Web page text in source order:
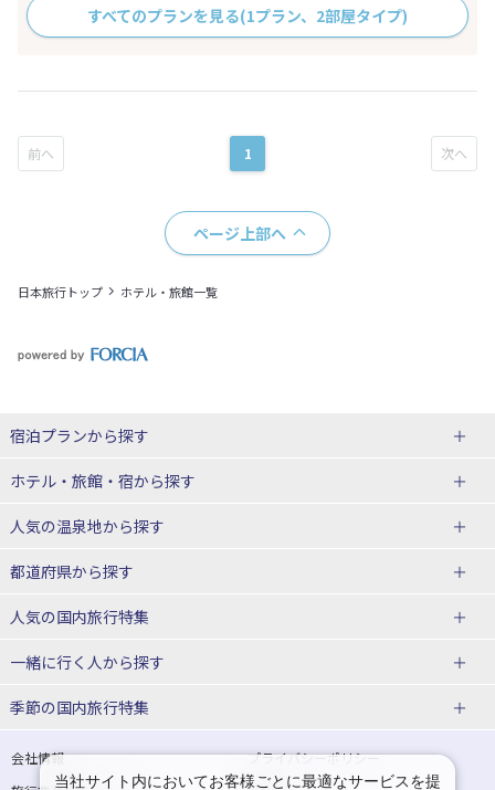
すべてのプランを見る(1プラン、2部屋タイプ)
1
ページ上部へ
日本旅行トップ ホテル・旅館一覧
宿泊プランから探す
北海道
東北
青森県
宮城県
山形県
関東
ホテル・旅館・宿から探す
北海道ホテル・旅館
青森県ホテル・旅館
宮城県ホテル・旅館
山形県ホテル・旅館
人気の温泉地から探す
北海道
湯の川温泉(北海道)
十勝川温泉(北海道)
洞爺湖温泉(北海道)
層雲峡温泉(北海道)
都道府県から探す
北海道旅行・ツアー
東北
青森旅行・ツアー 岩手旅行・ツアー
人気の国内旅行特集
東京ディズニーリゾート®への旅
ユニバーサル・スタジオ・ジャパ
一緒に行く人から探す
一人旅 国内版
カップル・夫婦旅行 国内版 女子旅 国内版
季節の国内旅行特集
桜・お花見特集
ゴールデンウィーク（GW）の国内
旅行
会社情報
プライバシーポリシー
当社サイト内においてお客様ごとに最適なサービスを提